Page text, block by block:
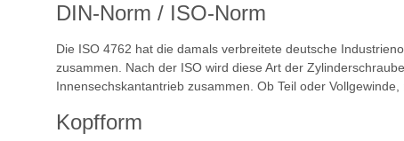
DIN-Norm / ISO-Norm
Die ISO 4762 hat die damals verbreitete deutsche
zusammen. Nach der ISO wird diese Art der
Innensechskantantrieb zusammen. Ob Teil oder
Kopfform